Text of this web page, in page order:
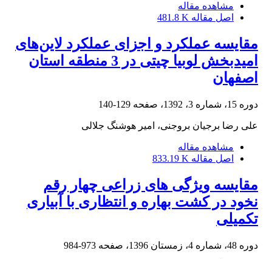
مشاهده مقاله
اصل مقاله 481.8 K
مقایسه عملکرد و اجزای عملکرد لاین‌های
امید‌بخش لوبیا چیتی در 3 منطقه استان
اصفهان
دوره 15، شماره 3، 1392، صفحه 129-140
علی رضا برجیان بروجنی، امیر هوشنگ جلالی
مشاهده مقاله
اصل مقاله 833.19 K
مقایسه ویژگی های زراعی چهار رقم
نخود در کشت بهاره و انتظاری با آبیاری
تکمیلی
دوره 48، شماره 4، زمستان 1396، صفحه 973-984